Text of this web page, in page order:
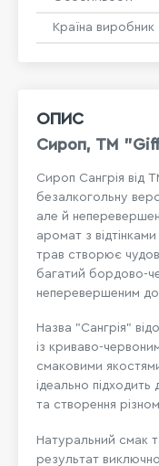
ОПИС
Сироп, ТМ
Сироп Сангрія від
безалкогольну
але й
аромат з
трав створює
багатий бордово-
неперевершеним
Назва "Сангрія"
із криваво-
смаковими
ідеально підходить
та створення
Натуральний смак
результат виключно
Країна виробник